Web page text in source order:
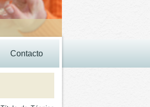
Contacto